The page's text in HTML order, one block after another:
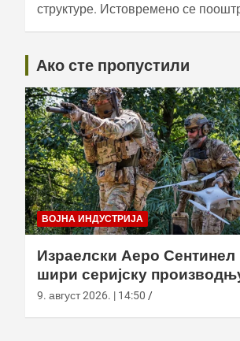
структуре. Истовремено се
Ако сте пропустили
ВОЈНА ИНДУСТРИЈА
Израелски Аеро Сентинел
шири серијску
тактичких дронова и улази
9. август 2026. | 14:50